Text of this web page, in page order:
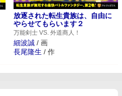
万能剣士 VS. 外道商人！
放逐された転生貴族は、自由に
やらせてもらいます２
細波誠 / 画
長尾隆生 / 作